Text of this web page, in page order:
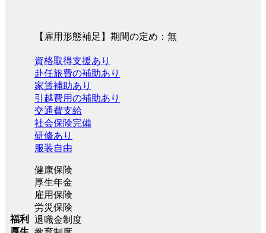
【雇用形態補足】期間の定め：無
福利
資格取得支援あり
赴任旅費の補助あり
家賃補助あり
引越費用の補助あり
交通費支給
社会保険完備
研修あり
服装自由
健康保険
厚生年金
雇用保険
労災保険
退職金制度